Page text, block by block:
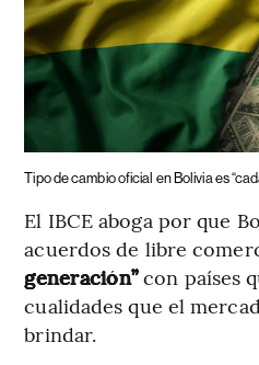
Tipo de cambio oficial en Bolivia es
El IBCE aboga por que
acuerdos de libre
generación”con países
cualidades que el
brindar.